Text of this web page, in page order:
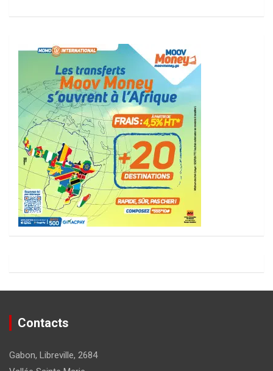
Contacts
Gabon, Libreville, 2684